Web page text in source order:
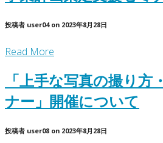
投稿者 user04on 2023年8月28日
Read More
「上手な写真の撮り方
ナー」開催について
投稿者 user08 on 2023年8月28日